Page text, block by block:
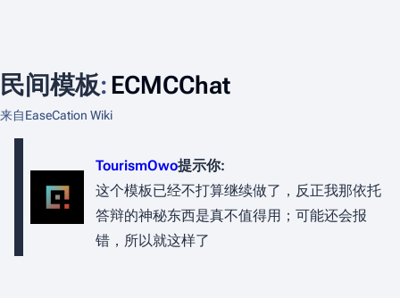
民间模板: ECMCChat
来自EaseCation Wiki
TourismOwo提示你:
这个模板已经不打算继续做了，反正我那依托
答辩的神秘东西是真不值得用；可能还会报
错，所以就这样了